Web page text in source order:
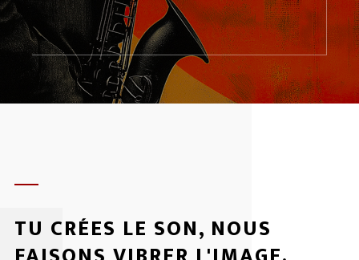
TU CRÉES LE SON, NOUS